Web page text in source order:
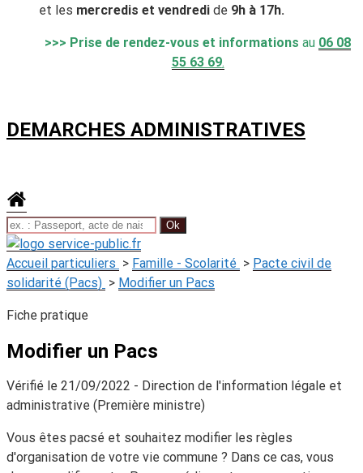
et les mercredis et vendredi de 9h à 17h.
>>> Prise de rendez-vous et informations au 06 08
55 63 69.
DEMARCHES ADMINISTRATIVES
Accueil particuliers > Famille - Scolarité > Pacte civil de
solidarité (Pacs) > Modifier un Pacs
Fiche pratique
Modifier un Pacs
Vérifié le 21/09/2022 - Direction de l'information légale et
administrative (Première ministre)
Vous êtes pacsé et souhaitez modifier les règles
d'organisation de votre vie commune ? Dans ce cas, vous